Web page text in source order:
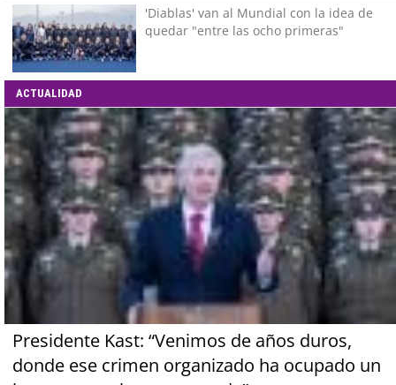
'Diablas' van al Mundial con la idea de
quedar "entre las ocho primeras"
ACTUALIDAD
Presidente Kast: “Venimos de años duros,
donde ese crimen organizado ha ocupado un